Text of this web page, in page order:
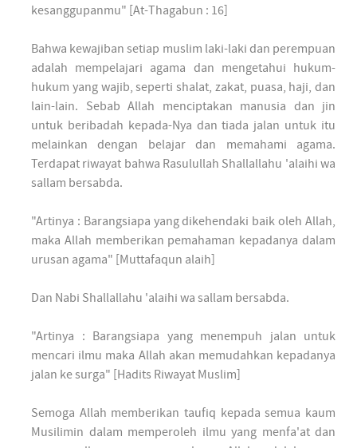
kesanggupanmu" [At-Thagabun : 16]
Bahwa kewajiban setiap muslim laki-laki dan perempuan
adalah mempelajari agama dan mengetahui hukum-
hukum yang wajib, seperti shalat, zakat, puasa, haji, dan
lain-lain. Sebab Allah menciptakan manusia dan jin
untuk beribadah kepada-Nya dan tiada jalan untuk itu
melainkan dengan belajar dan memahami agama.
Terdapat riwayat bahwa Rasulullah Shallallahu 'alaihi wa
sallam bersabda.
"Artinya : Barangsiapa yang dikehendaki baik oleh Allah,
maka Allah memberikan pemahaman kepadanya dalam
urusan agama" [Muttafaqun alaih]
Dan Nabi Shallallahu 'alaihi wa sallam bersabda.
"Artinya : Barangsiapa yang menempuh jalan untuk
mencari ilmu maka Allah akan memudahkan kepadanya
jalan ke surga" [Hadits Riwayat Muslim]
Semoga Allah memberikan taufiq kepada semua kaum
Musilimin dalam memperoleh ilmu yang menfa'at dan